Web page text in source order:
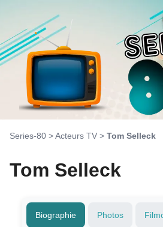
Series-80 >Acteurs TV > Tom Selleck
Tom Selleck
Biographie Photos